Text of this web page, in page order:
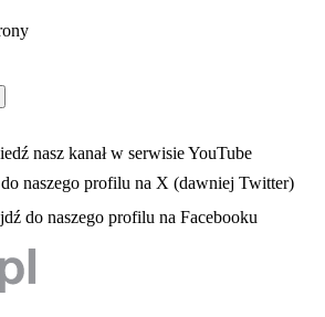
się w nowej karcie
nasz kanał w serwisie YouTube
karcie
naszego profilu na X (dawniej Twitter)
otwiera się w nowej karcie
do naszego profilu na Facebooku